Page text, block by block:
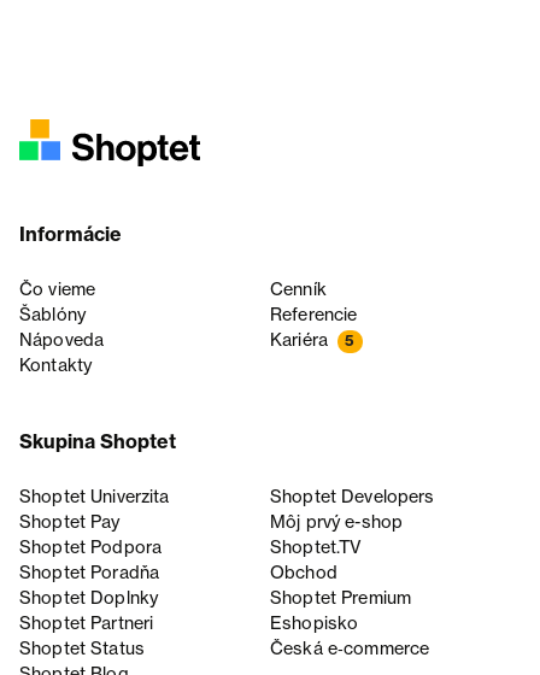
Informácie
Čo vieme
Cenník
Šablóny
Referencie
Nápoveda
Kariéra 5
Kontakty
Skupina Shoptet
Shoptet Univerzita
Shoptet Developers
Shoptet Pay
Môj prvý e-shop
Shoptet Podpora
Shoptet.TV
Shoptet Poradňa
Obchod
Shoptet Doplnky
Shoptet Premium
Shoptet Partneri
Eshopisko
Shoptet Status
Česká e‑commerce